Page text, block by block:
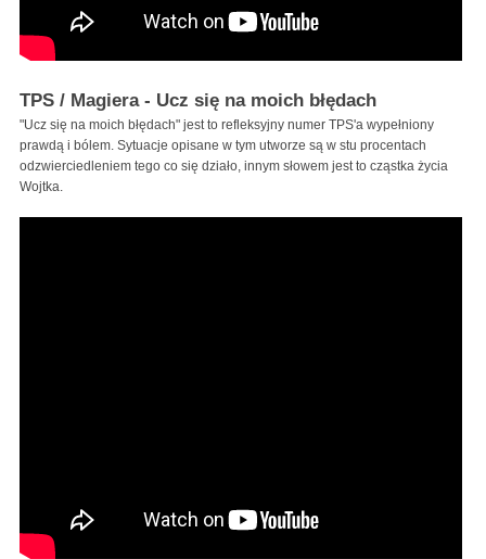
TPS / Magiera - Ucz się na moich błędach
"Ucz się na moich błędach" jest to refleksyjny numer TPS'a wypełniony
prawdą i bólem. Sytuacje opisane w tym utworze są w stu procentach
odzwierciedleniem tego co się działo, innym słowem jest to cząstka życia
Wojtka.